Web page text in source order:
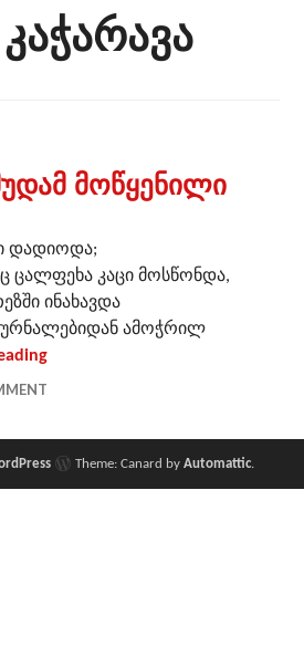
მოწყენილი
დადიოდა;
ცალფეხა კაცი მოსწონდა,
ინახავდა
ამოჭრილ
/R. M./ * (ის მუდამ
Theme: Canard by Automattic.